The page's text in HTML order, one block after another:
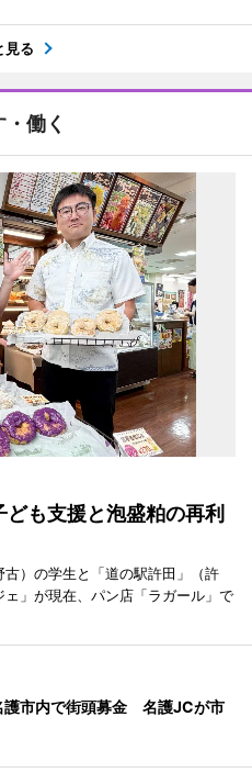
見る
働く
も支援と泡盛粕の再利
）の学生と「道の駅許田」（許
」が現在、パン店「ラガール」で
護市内で街頭募金 名護JCが市